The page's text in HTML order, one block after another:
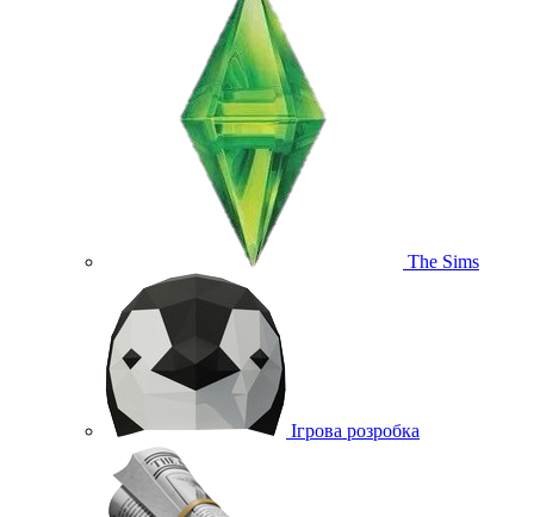
The Sims
Ігрова розробка